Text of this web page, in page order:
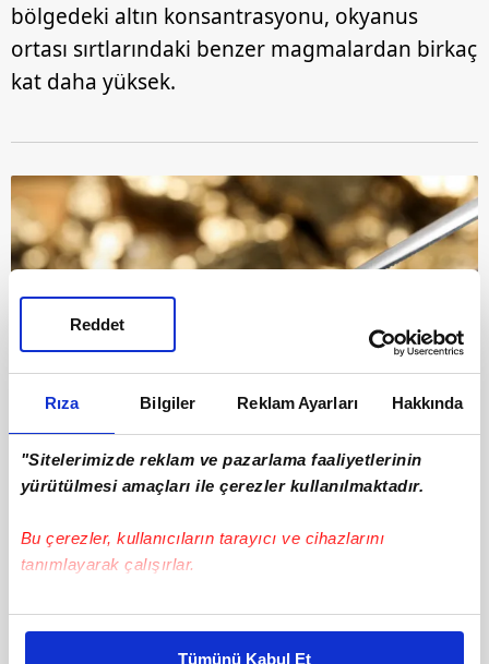
Rıza Bilgiler Reklam Ayarları Hakkında
"Sitelerimizde reklam ve pazarlama faaliyetlerinin
yürütülmesi amaçları ile çerezler kullanılmaktadır.
Bu çerezler, kullanıcıların tarayıcı ve cihazlarını
tanımlayarak çalışırlar.
Bu çerezlere izin vermeniz halinde sizlere özel
Tümünü Kabul Et
Reddet
bölgedeki altın konsantrasyonu, okyanus
ortası sırtlarındaki benzer magmalardan birkaç
kat daha yüksek.